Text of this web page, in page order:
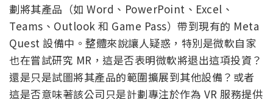
劃將其產品（如 Word、PowerPoint、Excel、
Teams、Outlook 和 Game Pass）帶到現有的 Meta
Quest 設備中。整體來說讓人疑惑，特別是微軟自家
也在嘗試研究 MR，這是否表明微軟將退出這項投資？
還是只是試圖將其產品的範圍擴展到其他設備？或者
這是否意味著該公司只是計劃專注於作為 VR 服務提供